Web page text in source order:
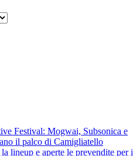
Festival: Mogwai, Subsonica e
il palco di Camigliatello
lineup e aperte le prevendite per i